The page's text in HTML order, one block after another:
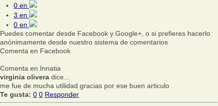
0 en
3 en
0 en
Puedes comentar desde Facebook y Google+, o si prefieres hacerlo
anónimamente desde nuestro sistema de comentarios
Comenta en Facebook
Comenta en Innatia
virginia olivera dice...
me fue de mucha utilidad gracias por ese buen articulo
Te gusta: 0 0 Responder